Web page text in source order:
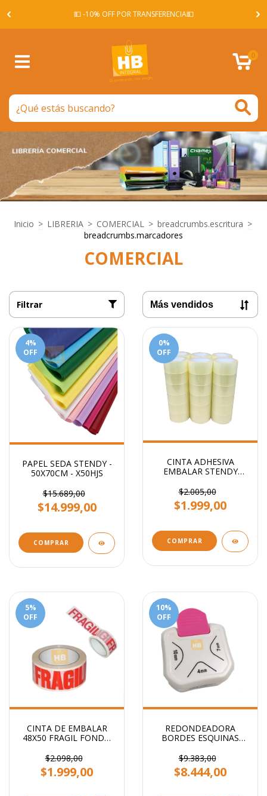
💵 -10% OFF POR TRANSFERENCIA💵
0
Inicio > LIBRERIA > COMERCIAL > breadcrumbs.escritura >
breadcrumbs.marcadores
COMERCIAL
Filtrar
4%
OFF
PAPEL SEDA STENDY -
50X70CM - X50HJS
$15.689,00
$14.999,00
COMPRAR
0%
OFF
CINTA ADHESIVA
EMBALAR STENDY
$2.005,00
$1.999,00
COMPRAR
5%
OFF
CINTA DE EMBALAR
48X50 FRAGIL FONDO
$2.098,00
$1.999,00
10%
OFF
REDONDEADORA
BORDES ESQUINAS
PRIMERA CALIDAD
$9.383,00
$8.444,00